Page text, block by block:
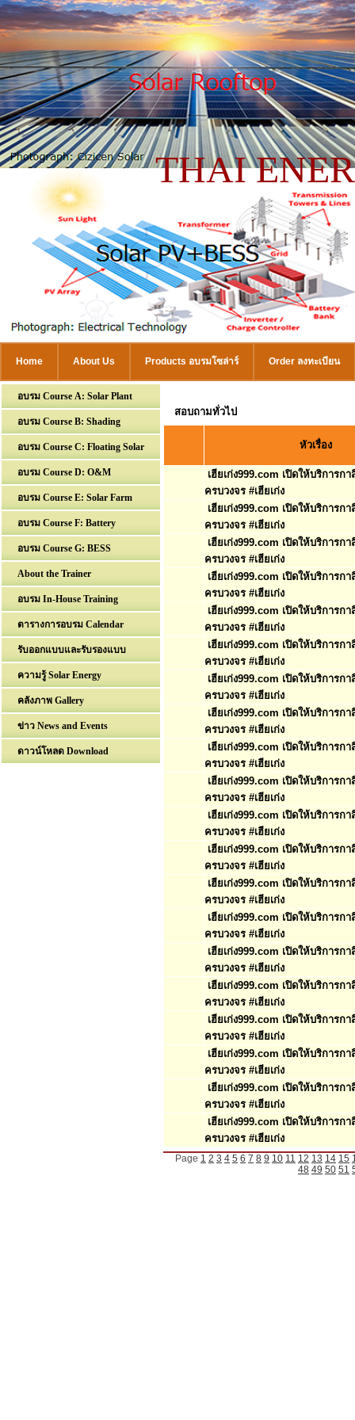
THAI
Home About Us Products อบรมโซล่าร์ Order ลงทะเบียน
อบรม Course A: Solar Plant
อบรม Course B: Shading
อบรม Course C: Floating Solar
อบรม Course D: O&M
อบรม Course E: Solar Farm
อบรม Course F: Battery
อบรม Course G: BESS
About the Trainer
อบรม In-House Training
ตารางการอบรม Calendar
รับออกแบบและรับรองแบบ
ความรู้ Solar Energy
คลังภาพ Gallery
ข่าว News and Events
ดาวน์โหลด Download
สอบถามทั่วไป
หัวเรื่อง
เฮียเก่ง999.com เปิดให้บริการก
ครบวงจร #เฮียเก่ง
เฮียเก่ง999.com เปิดให้บริการก
ครบวงจร #เฮียเก่ง
เฮียเก่ง999.com เปิดให้บริการก
ครบวงจร #เฮียเก่ง
เฮียเก่ง999.com เปิดให้บริการก
ครบวงจร #เฮียเก่ง
เฮียเก่ง999.com เปิดให้บริการก
ครบวงจร #เฮียเก่ง
เฮียเก่ง999.com เปิดให้บริการก
ครบวงจร #เฮียเก่ง
เฮียเก่ง999.com เปิดให้บริการก
ครบวงจร #เฮียเก่ง
เฮียเก่ง999.com เปิดให้บริการก
ครบวงจร #เฮียเก่ง
เฮียเก่ง999.com เปิดให้บริการก
ครบวงจร #เฮียเก่ง
เฮียเก่ง999.com เปิดให้บริการก
ครบวงจร #เฮียเก่ง
เฮียเก่ง999.com เปิดให้บริการก
ครบวงจร #เฮียเก่ง
เฮียเก่ง999.com เปิดให้บริการก
ครบวงจร #เฮียเก่ง
เฮียเก่ง999.com เปิดให้บริการก
ครบวงจร #เฮียเก่ง
เฮียเก่ง999.com เปิดให้บริการก
ครบวงจร #เฮียเก่ง
เฮียเก่ง999.com เปิดให้บริการก
ครบวงจร #เฮียเก่ง
เฮียเก่ง999.com เปิดให้บริการก
ครบวงจร #เฮียเก่ง
เฮียเก่ง999.com เปิดให้บริการก
ครบวงจร #เฮียเก่ง
เฮียเก่ง999.com เปิดให้บริการก
ครบวงจร #เฮียเก่ง
เฮียเก่ง999.com เปิดให้บริการก
ครบวงจร #เฮียเก่ง
เฮียเก่ง999.com เปิดให้บริการก
ครบวงจร #เฮียเก่ง
Page 1 2 3 4 5 6 7 8 9 10 11 12 13 14 15
48 49 50 51